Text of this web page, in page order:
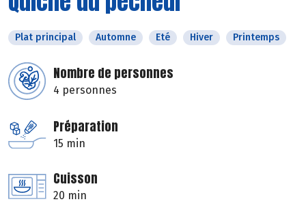
Plat principal Automne Eté Hiver Printemps
Nombre de personnes
4 personnes
Préparation
15 min
Cuisson
20 min